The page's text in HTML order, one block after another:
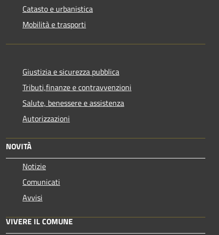
Catasto e urbanistica
Mobilità e trasporti
Giustizia e sicurezza pubblica
Tributi,finanze e contravvenzioni
Salute, benessere e assistenza
Autorizzazioni
NOVITÀ
Notizie
Comunicati
Avvisi
VIVERE IL COMUNE